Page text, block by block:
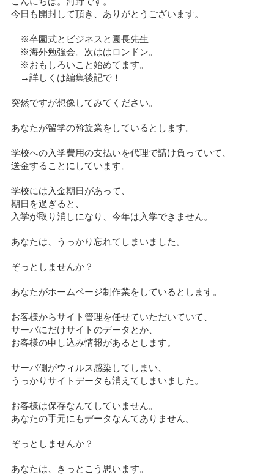
今日も開封して頂き、ありがとうございます。
※卒園式とビジネスと園長先生
※海外勉強会。次ははロンドン。
※おもしろいこと始めてます。
→詳しくは編集後記で！
突然ですが想像してみてください。
あなたが留学の斡旋業をしているとします。
学校への入学費用の支払いを代理で請け負っていて、
送金することにしています。
学校には入金期日があって、
期日を過ぎると、
入学が取り消しになり、今年は入学できません。
あなたは、うっかり忘れてしまいました。
ぞっとしませんか？
あなたがホームページ制作業をしているとします。
お客様からサイト管理を任せていただいていて、
サーバにだけサイトのデータとか、
お客様の申し込み情報があるとします。
サーバ側がウィルス感染してしまい、
うっかりサイトデータも消えてしまいました。
お客様は保存なんてしていません。
あなたの手元にもデータなんてありません。
ぞっとしませんか？
あなたは、きっとこう思います。